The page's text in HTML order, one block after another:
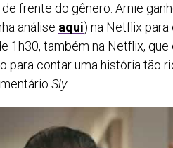
frente do gênero. Arnie
análise aqui) na Netflix para
1h30, também na Netflix, que
para contar uma história tão
Sly.